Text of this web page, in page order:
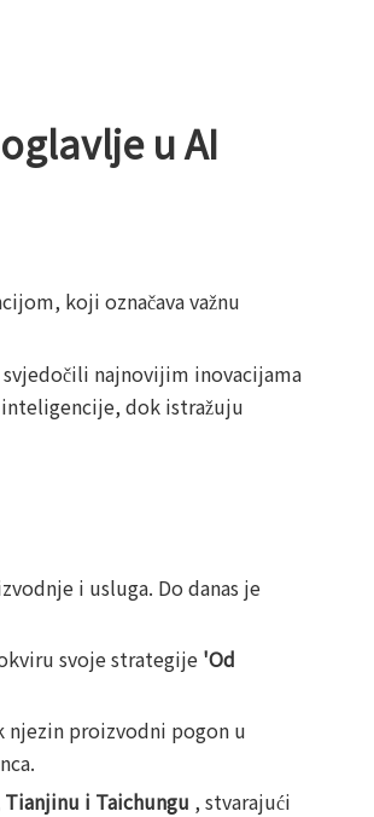
u AI
koji označava važnu
najnovijim inovacijama
dok istražuju
i usluga. Do danas je
svoje strategije 'Od
proizvodni pogon u
i Taichungu , stvarajući